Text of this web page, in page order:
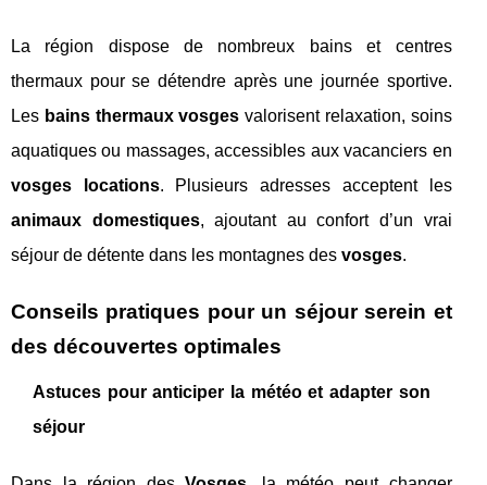
La région dispose de nombreux bains et centres
thermaux pour se détendre après une journée sportive.
Les bains thermaux vosges valorisent relaxation, soins
aquatiques ou massages, accessibles aux vacanciers en
vosges locations. Plusieurs adresses acceptent les
animaux domestiques, ajoutant au confort d’un vrai
séjour de détente dans les montagnes des vosges.
Conseils pratiques pour un séjour serein et
des découvertes optimales
Astuces pour anticiper la météo et adapter son
séjour